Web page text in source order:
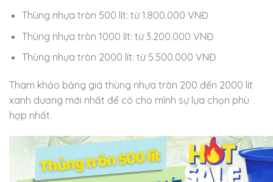
Thùng nhựa tròn 500 lít: từ 1.800.000 VNĐ
Thùng nhựa tròn 1000 lít: từ 3.200.000 VNĐ
Thùng nhựa tròn 2000 lít: từ 5.500.000 VNĐ
Tham khảo bảng giá thùng nhựa tròn 200 đến 2000 lít
xanh dương mới nhất để có cho mình sự lựa chọn phù
hợp nhất.